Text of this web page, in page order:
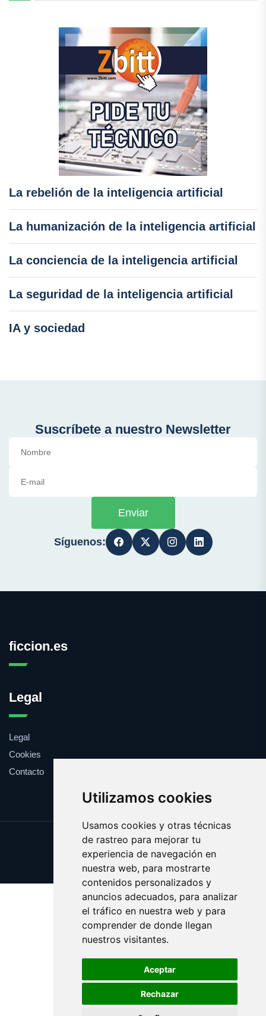
Utilizamos cookies
Usamos cookies y otras técnicas
de rastreo para mejorar tu
experiencia de navegación en
nuestra web, para mostrarte
contenidos personalizados y
anuncios adecuados, para analizar
el tráfico en nuestra web y para
comprender de donde llegan
nuestros visitantes.
Aceptar
Rechazar
La rebelión de la inteligencia artificial
La humanización de la inteligencia artificial
La conciencia de la inteligencia artificial
La seguridad de la inteligencia artificial
IA y sociedad
Suscríbete a nuestro Newsletter
Enviar
Síguenos:
ficcion.es
Legal
Legal
Cookies
Contacto
Update cookies preferences
Copyright © 2025 ficcion.es